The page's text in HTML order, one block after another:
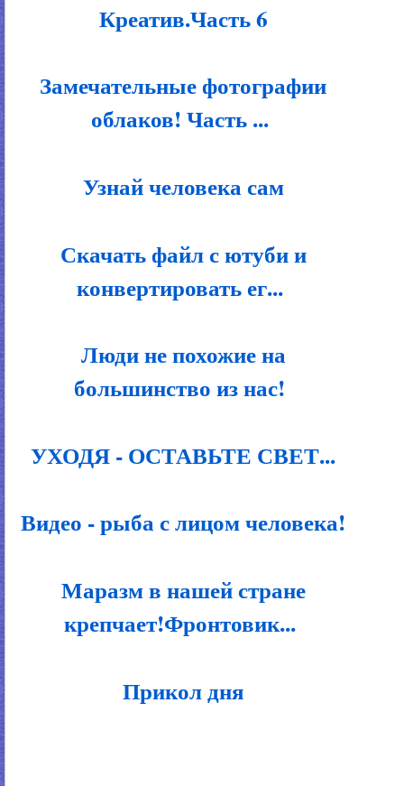
Креатив.Часть 6
Замечательные фотографии
облаков! Часть ...
Узнай человека сам
Скачать файл с ютуби и
конвертировать ег...
Люди не похожие на
большинство из нас!
УХОДЯ - ОСТАВЬТЕ СВЕТ...
Видео - рыба с лицом человека!
Маразм в нашей стране
крепчает!Фронтовик...
Прикол дня